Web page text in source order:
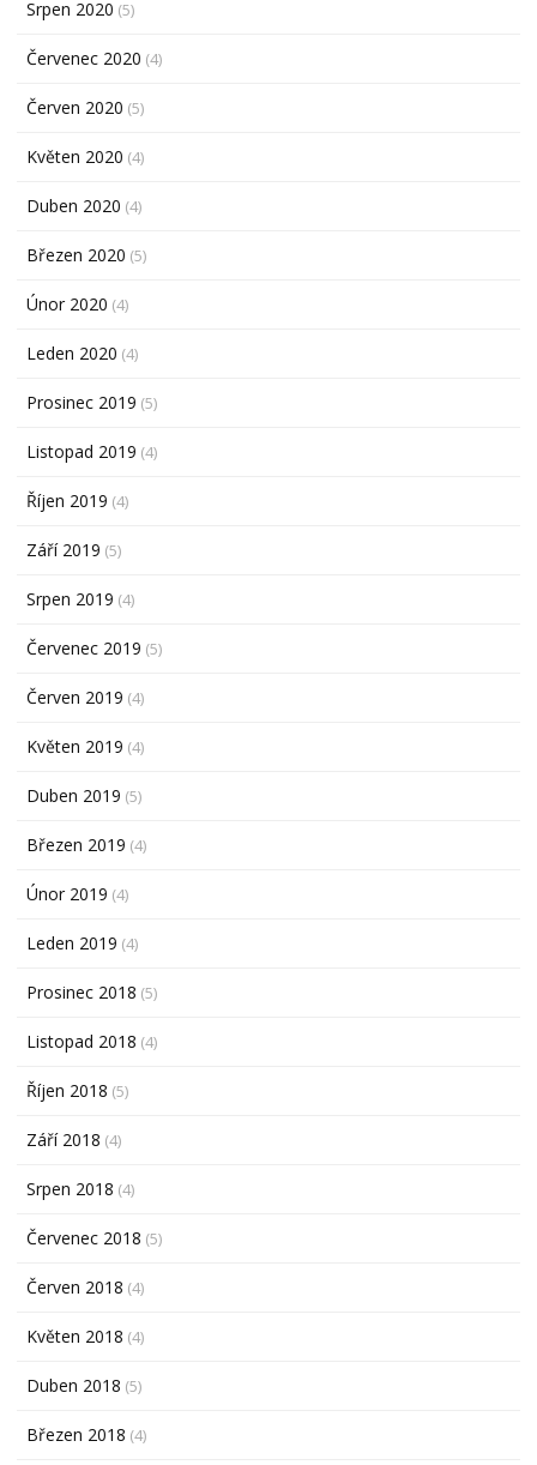
Srpen 2020 (5)
Červenec 2020 (4)
Červen 2020 (5)
Květen 2020 (4)
Duben 2020 (4)
Březen 2020 (5)
Únor 2020 (4)
Leden 2020 (4)
Prosinec 2019 (5)
Listopad 2019 (4)
Říjen 2019 (4)
Září 2019 (5)
Srpen 2019 (4)
Červenec 2019 (5)
Červen 2019 (4)
Květen 2019 (4)
Duben 2019 (5)
Březen 2019 (4)
Únor 2019 (4)
Leden 2019 (4)
Prosinec 2018 (5)
Listopad 2018 (4)
Říjen 2018 (5)
Září 2018 (4)
Srpen 2018 (4)
Červenec 2018 (5)
Červen 2018 (4)
Květen 2018 (4)
Duben 2018 (5)
Březen 2018 (4)